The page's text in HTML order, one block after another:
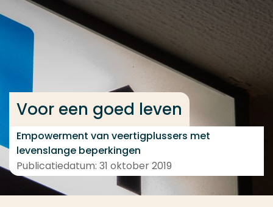
Ga direct naar de content
... > Feiten
Voor een goed leven
Empowerment van veertigplussers met
levenslange beperkingen
Publicatiedatum: 31 oktober 2019
Veel gezocht
Opleiding
Contact